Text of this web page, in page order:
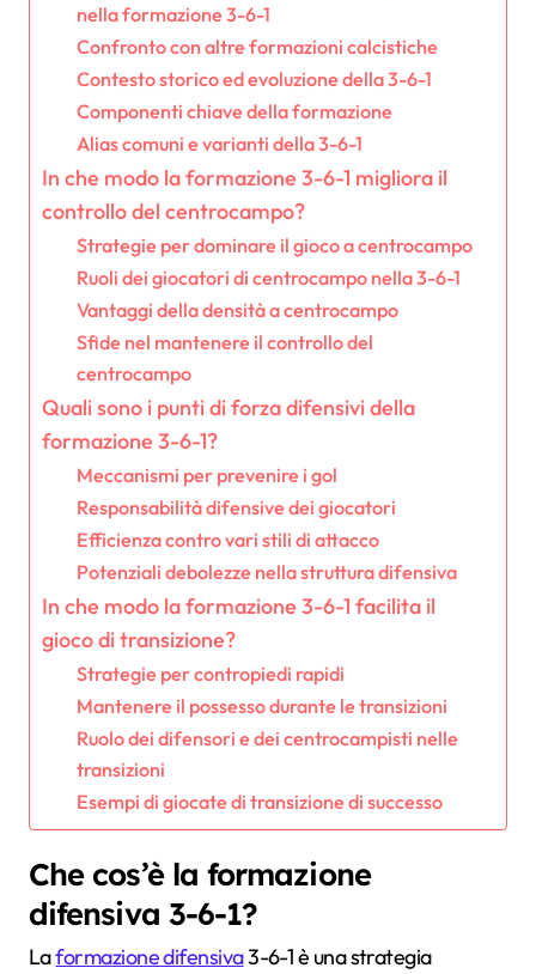
nella formazione 3-6-1
Confronto con altre formazioni calcistiche
Contesto storico ed evoluzione della 3-6-1
Componenti chiave della formazione
Alias comuni e varianti della 3-6-1
In che modo la formazione 3-6-1 migliora il
controllo del centrocampo?
Strategie per dominare il gioco a centrocampo
Ruoli dei giocatori di centrocampo nella 3-6-1
Vantaggi della densità a centrocampo
Sfide nel mantenere il controllo del
centrocampo
Quali sono i punti di forza difensivi della
formazione 3-6-1?
Meccanismi per prevenire i gol
Responsabilità difensive dei giocatori
Efficienza contro vari stili di attacco
Potenziali debolezze nella struttura difensiva
In che modo la formazione 3-6-1 facilita il
gioco di transizione?
Strategie per contropiedi rapidi
Mantenere il possesso durante le transizioni
Ruolo dei difensori e dei centrocampisti nelle
transizioni
Esempi di giocate di transizione di successo
Che cos’è la formazione
difensiva 3-6-1?
Laformazione difensiva3-6-1 è una strategia